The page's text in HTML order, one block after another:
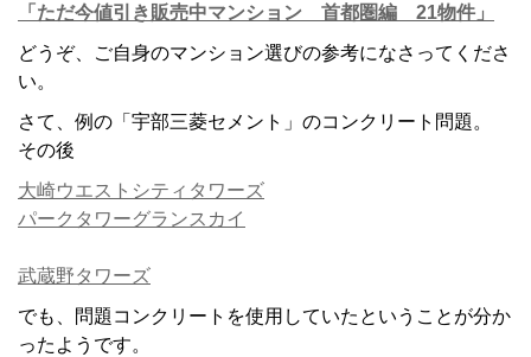
「ただ今値引き販売中マンション 首都圏編 21物件」
どうぞ、ご自身のマンション選びの参考になさってくださ
い。
さて、例の「宇部三菱セメント」のコンクリート問題。
その後
大崎ウエストシティタワーズ
パークタワーグランスカイ
武蔵野タワーズ
でも、問題コンクリートを使用していたということが分か
ったようです。